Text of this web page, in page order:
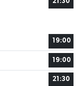
19:00
19:00
21:30